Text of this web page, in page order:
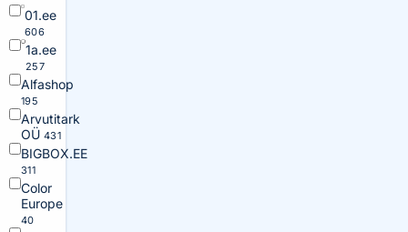
01.ee
606
1a.ee
257
Alfashop
195
Arvutitark
OÜ 431
BIGBOX.EE
311
Color
Europe
40